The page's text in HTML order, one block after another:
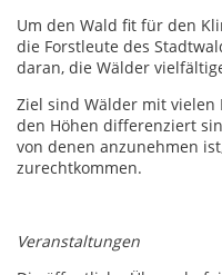
Um den Wald fit für den
die Forstleute des
daran, die Wälder
Ziel sind Wälder mit
den Höhen differenziert
von denen anzunehmen
zurechtkommen.
Veranstaltungen